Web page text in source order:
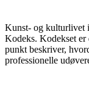
Kunst- og kulturlivet
Kodeks. Kodekset er
punkt beskriver,
professionelle